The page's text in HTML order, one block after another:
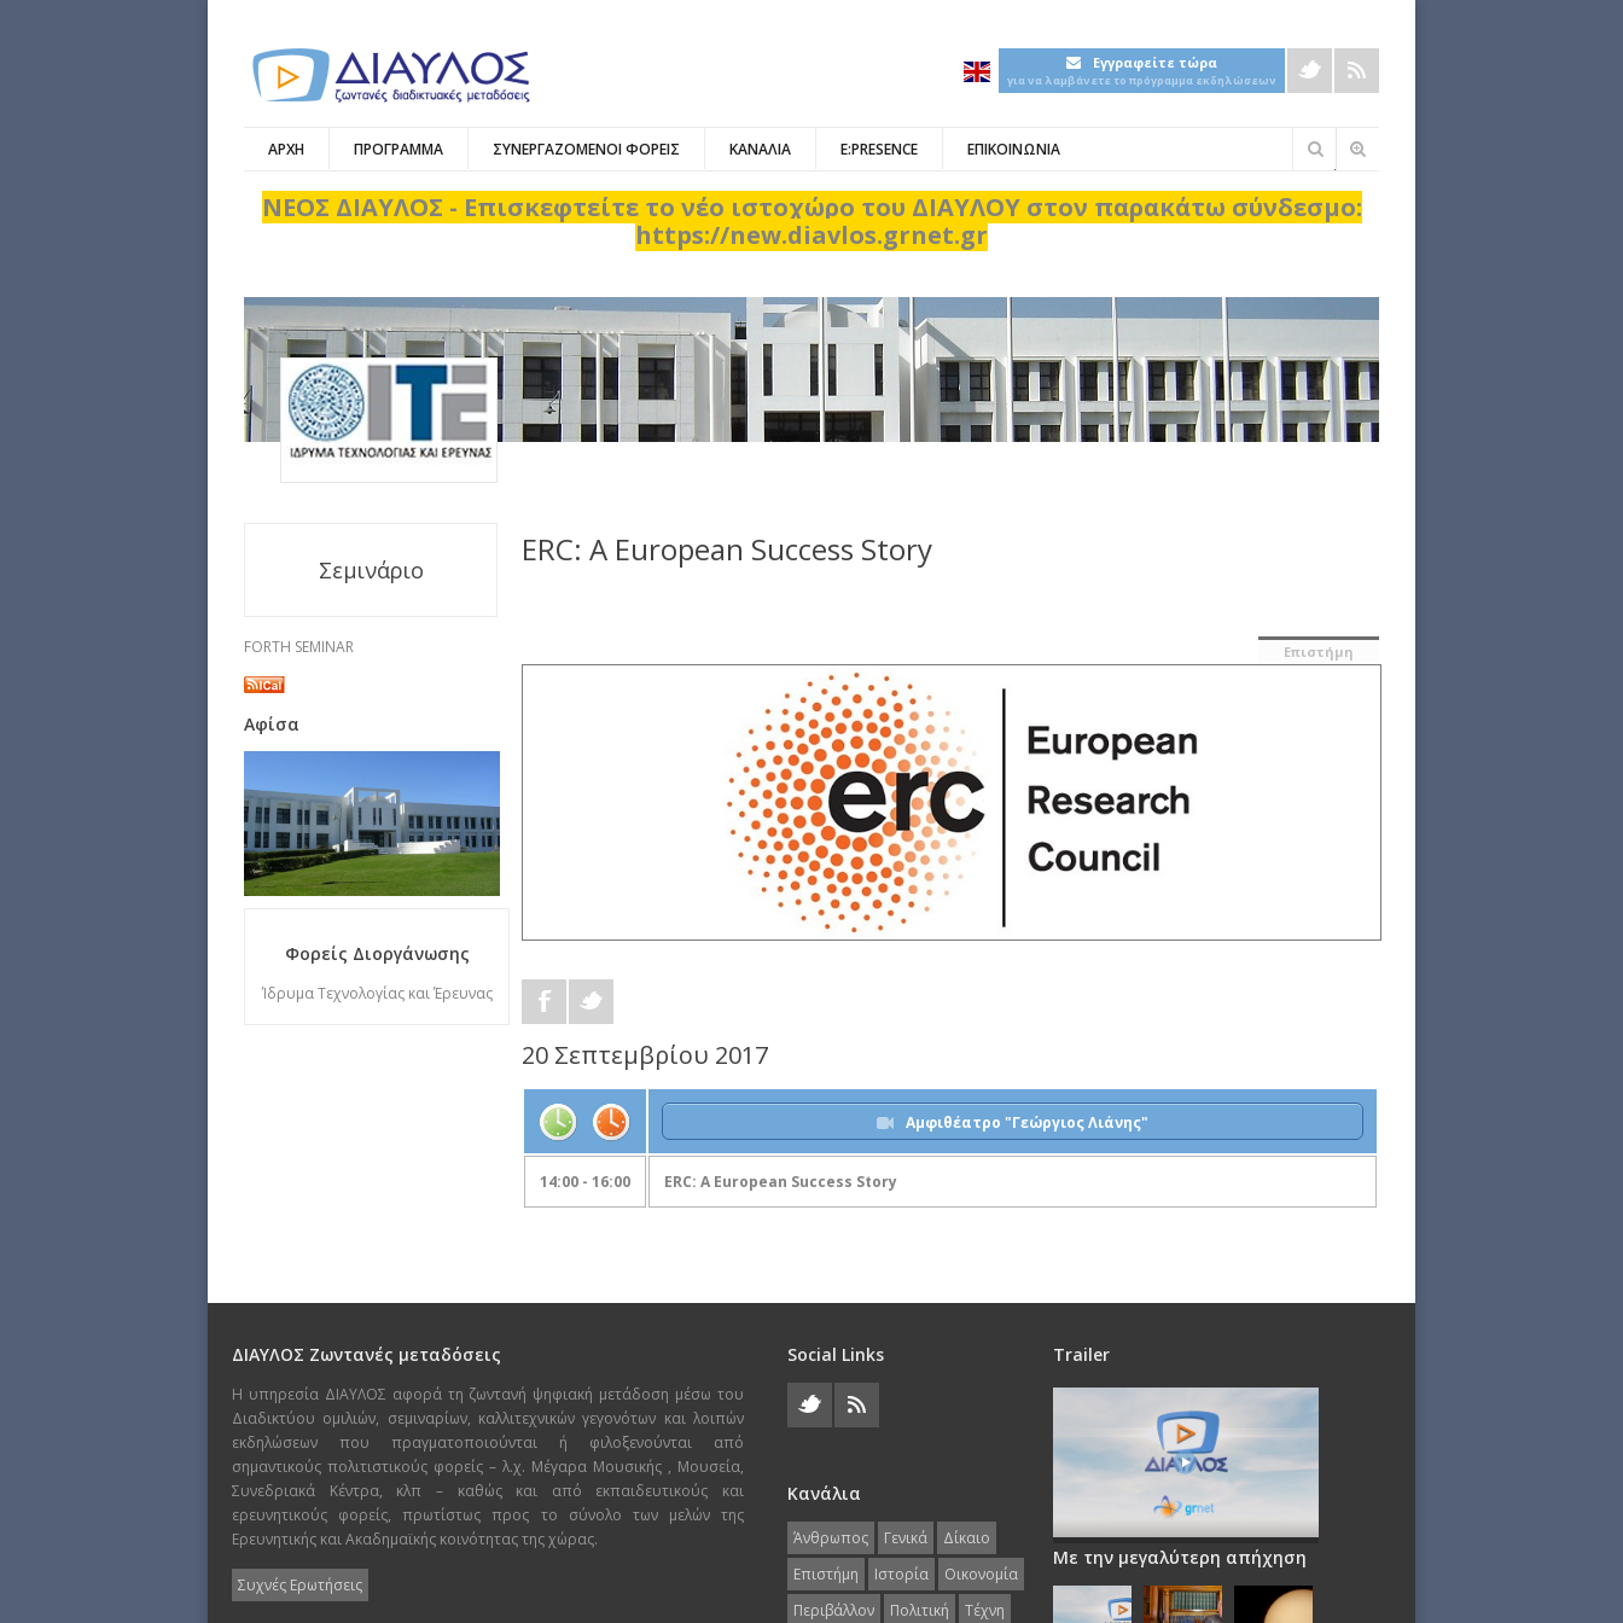
Εγγραφείτε τώρα
για να λαμβάνετε το πρόγραμμα εκδηλώσεων
ΑΡΧΗ ΠΡΟΓΡΑΜΜΑ ΣΥΝΕΡΓΑΖΟΜΕΝΟΙ ΦΟΡΕΙΣ ΚΑΝΑΛΙΑ E:PRESENCE ΕΠΙΚΟΙΝΩΝΙΑ
Φόρμα
αναζήτησης
ΝΕΟΣ ΔΙΑΥΛΟΣ - Επισκεφτείτε το νέο ιστοχώρο του ΔΙΑΥΛΟΥ στον παρακάτω σύνδεσμο:
https://new.diavlos.grnet.gr
ERC: A European Success Story
Σεμινάριο
FORTH SEMINAR
Αφίσα
Φορείς Διοργάνωσης
Ίδρυμα Τεχνολογίας και Έρευνας
Επιστήμη
20 Σεπτεμβρίου 2017
Αμφιθέατρο "Γεώργιος Λιάνης"
14:00 - 16:00 ERC: A European Success Story
ΔΙΑΥΛΟΣ Ζωντανές μεταδόσεις
Η υπηρεσία ΔΙΑΥΛΟΣ αφορά τη ζωντανή ψηφιακή μετάδοση μέσω του
Διαδικτύου ομιλιών, σεμιναρίων, καλλιτεχνικών γεγονότων και λοιπών
εκδηλώσεων που πραγματοποιούνται ή φιλοξενούνται από
σημαντικούς πολιτιστικούς φορείς – λ.χ. Μέγαρα Μουσικής , Μουσεία,
Συνεδριακά Κέντρα, κλπ – καθώς και από εκπαιδευτικούς και
ερευνητικούς φορείς, πρωτίστως προς το σύνολο των μελών της
Ερευνητικής και Ακαδημαϊκής κοινότητας της χώρας.
Συχνές Ερωτήσεις
Social Links
Κανάλια
Άνθρωπος Γενικά
Δίκαιο
Επιστήμη
Ιστορία
Οικονομία
Περιβάλλον
Πολιτική Τέχνη
Trailer
Με την μεγαλύτερη απήχηση